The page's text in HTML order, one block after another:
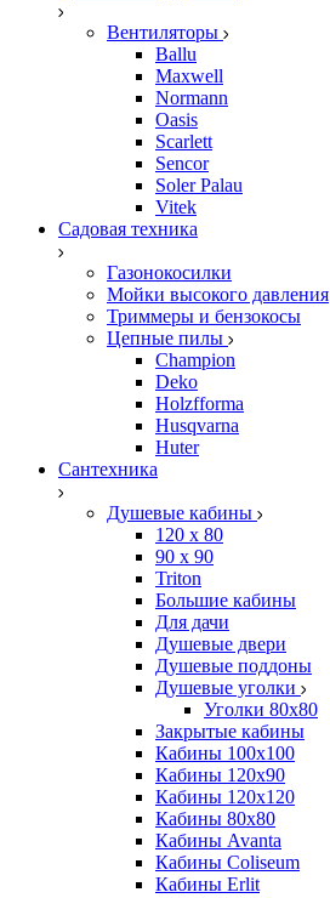
Вентиляторы
Ballu
Maxwell
Normann
Oasis
Scarlett
Sencor
Soler Palau
Vitek
Садовая техника
Газонокосилки
Мойки высокого давления
Триммеры и бензокосы
Цепные пилы
Champion
Deko
Holzfforma
Husqvarna
Huter
Сантехника
Душевые кабины
120 x 80
90 х 90
Triton
Большие кабины
Для дачи
Душевые двери
Душевые поддоны
Душевые уголки
Уголки 80х80
Закрытые кабины
Кабины 100x100
Кабины 120x90
Кабины 120х120
Кабины 80х80
Кабины Avanta
Кабины Coliseum
Кабины Erlit